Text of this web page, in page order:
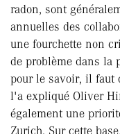
radon, sont
annuelles des
une fourchette non
de problème dans la
pour le savoir, il faut
l'a expliqué Oliver
également une
Zurich. Sur cette